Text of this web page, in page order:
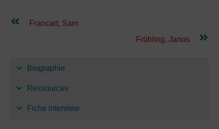
Lees
verderFrancart, Sam
Frühling, Janos
Biographie
Ressources
Fiche interview